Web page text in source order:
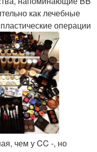
как лечебные
операции
чем у CC -, но